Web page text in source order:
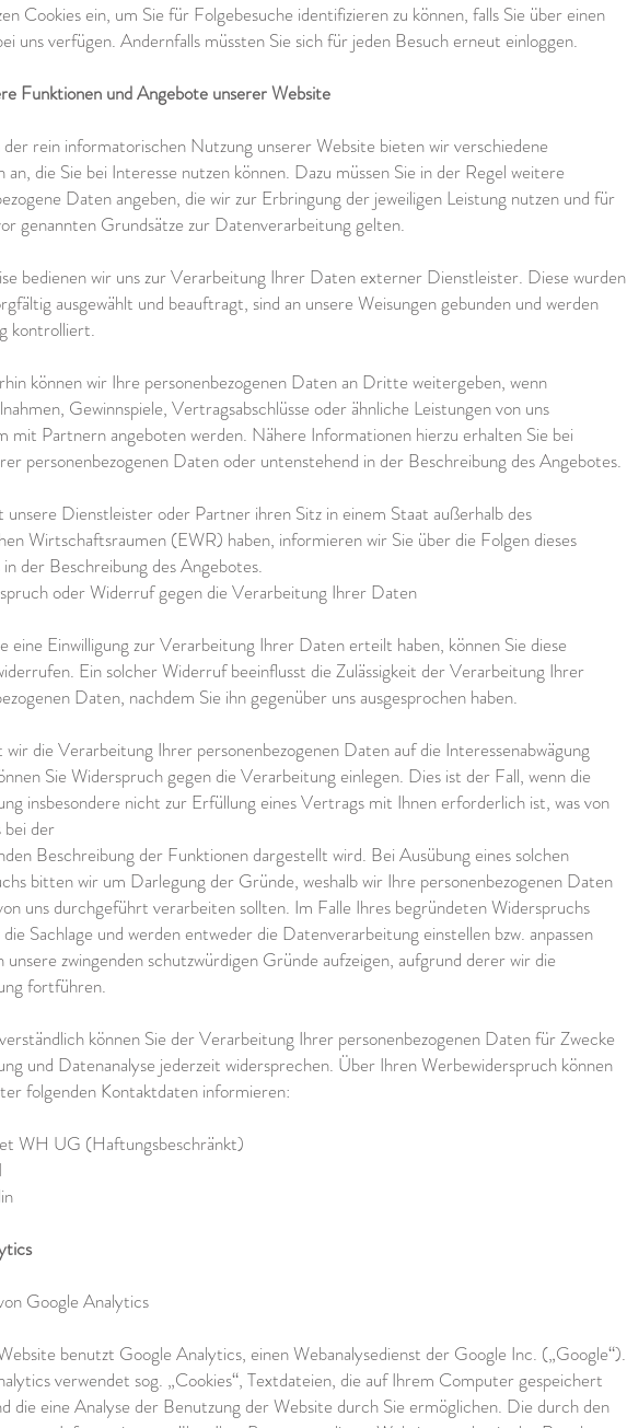
Cookies ein, um Sie für Folgebesuche identifizieren zu können, falls Sie über einen
uns verfügen. Andernfalls müssten Sie sich für jeden Besuch erneut einloggen.
Funktionen und Angebote unserer Website
rein informatorischen Nutzung unserer Website bieten wir verschiedene
an, die Sie bei Interesse nutzen können. Dazu müssen Sie in der Regel weitere
Daten angeben, die wir zur Erbringung der jeweiligen Leistung nutzen und für
genannten Grundsätze zur Datenverarbeitung gelten.
bedienen wir uns zur Verarbeitung Ihrer Daten externer Dienstleister. Diese wurden
ausgewählt und beauftragt, sind an unsere Weisungen gebunden und werden
kontrolliert.
können wir Ihre personenbezogenen Daten an Dritte weitergeben, wenn
Gewinnspiele, Vertragsabschlüsse oder ähnliche Leistungen von uns
mit Partnern angeboten werden. Nähere Informationen hierzu erhalten Sie bei
personenbezogenen Daten oder untenstehend in der Beschreibung des Angebotes.
unsere Dienstleister oder Partner ihren Sitz in einem Staat außerhalb des
Wirtschaftsraumen (EWR) haben, informieren wir Sie über die Folgen dieses
der Beschreibung des Angebotes.
oder Widerruf gegen die Verarbeitung Ihrer Daten
eine Einwilligung zur Verarbeitung Ihrer Daten erteilt haben, können Sie diese
Ein solcher Widerruf beeinflusst die Zulässigkeit der Verarbeitung Ihrer
Daten, nachdem Sie ihn gegenüber uns ausgesprochen haben.
die Verarbeitung Ihrer personenbezogenen Daten auf die Interessenabwägung
Sie Widerspruch gegen die Verarbeitung einlegen. Dies ist der Fall, wenn die
insbesondere nicht zur Erfüllung eines Vertrags mit Ihnen erforderlich ist, was von
bei der
Beschreibung der Funktionen dargestellt wird. Bei Ausübung eines solchen
bitten wir um Darlegung der Gründe, weshalb wir Ihre personenbezogenen Daten
uns durchgeführt verarbeiten sollten. Im Falle Ihres begründeten Widerspruchs
Sachlage und werden entweder die Datenverarbeitung einstellen bzw. anpassen
unsere zwingenden schutzwürdigen Gründe aufzeigen, aufgrund derer wir die
fortführen.
können Sie der Verarbeitung Ihrer personenbezogenen Daten für Zwecke
und Datenanalyse jederzeit widersprechen. Über Ihren Werbewiderspruch können
folgenden Kontaktdaten informieren:
WH UG (Haftungsbeschränkt)
Google Analytics
benutzt Google Analytics, einen Webanalysedienst der Google Inc. („Google“).
verwendet sog. „Cookies“, Textdateien, die auf Ihrem Computer gespeichert
die eine Analyse der Benutzung der Website durch Sie ermöglichen. Die durch den